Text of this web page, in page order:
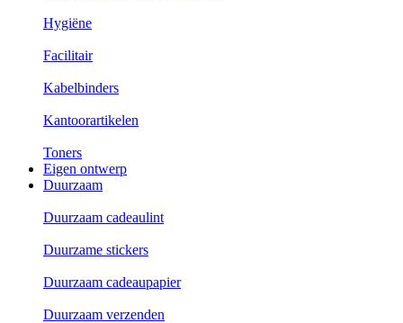
Hygiëne
Facilitair
Kabelbinders
Kantoorartikelen
Toners
Eigen ontwerp
Duurzaam
Duurzaam cadeaulint
Duurzame stickers
Duurzaam cadeaupapier
Duurzaam verzenden